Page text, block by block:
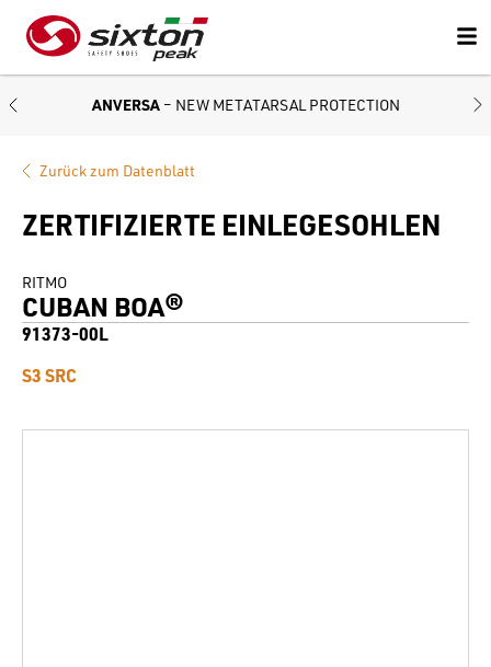
ANVERSA – NEW METATARSAL PROTECTION
Zurück zum Datenblatt
ZERTIFIZIERTE EINLEGESOHLEN
RITMO
CUBAN BOA®
91373-00L
S3 SRC